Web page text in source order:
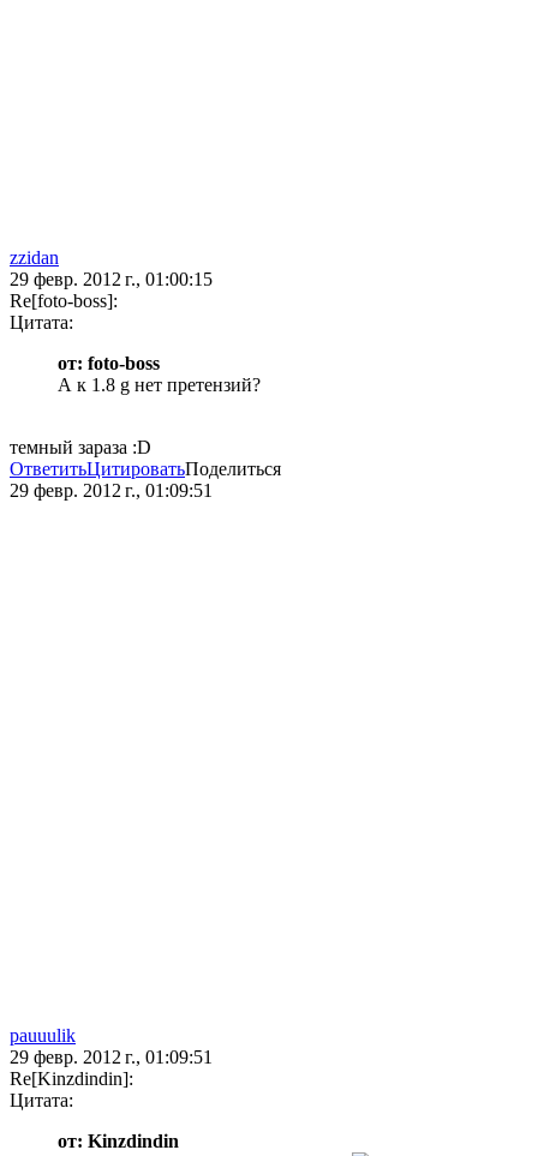
zzidan
29 февр. 2012 г., 01:00:15
Re[foto-boss]:
Цитата:
от: foto-boss
А к 1.8 g нет претензий?
темный зараза :D
ОтветитьЦитироватьПоделиться
29 февр. 2012 г., 01:09:51
pauuulik
29 февр. 2012 г., 01:09:51
Re[Kinzdindin]:
Цитата:
от: Kinzdindin